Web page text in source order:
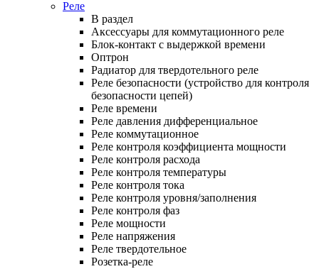
Реле
В раздел
Аксессуары для коммутационного реле
Блок-контакт с выдержкой времени
Оптрон
Радиатор для твердотельного реле
Реле безопасности (устройство для контроля
безопасности цепей)
Реле времени
Реле давления дифференциальное
Реле коммутационное
Реле контроля коэффициента мощности
Реле контроля расхода
Реле контроля температуры
Реле контроля тока
Реле контроля уровня/заполнения
Реле контроля фаз
Реле мощности
Реле напряжения
Реле твердотельное
Розетка-реле